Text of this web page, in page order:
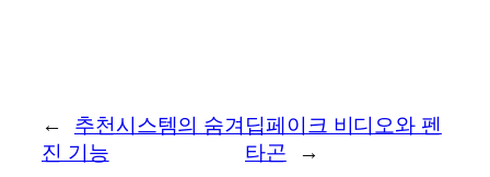
←
추천시스템의 숨겨
진 기능
딥페이크 비디오와 펜
타곤
→